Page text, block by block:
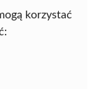
korzystać